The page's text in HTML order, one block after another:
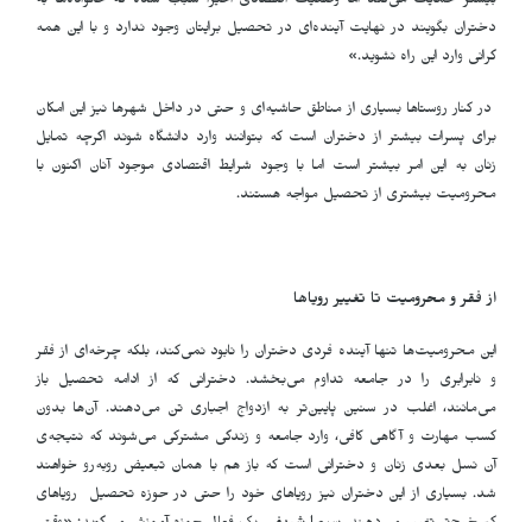
دختران بگویند در نهایت آینده‌ای در تحصیل برایتان وجود ندارد و با این همه
گرانی وارد این راه نشوید.»
در کنار روستاها بسیاری از مناطق حاشیه‌ای و حتی در داخل شهرها نیز این امکان
برای پسرات بیشتر از دختران است که بتوانند وارد دانشگاه شوند اگرچه تمایل
زنان به این امر بیشتر است اما با وجود شرایط اقتصادی موجود آنان اکنون با
محرومیت بیشتری از تحصیل مواجه هستند.
از فقر و محرومیت تا تغییر رویاها
این محرومیت‌ها تنها آینده فردی دختران را نابود نمی‌کند، بلکه چرخه‌ای از فقر
و نابرابری را در جامعه تداوم می‌بخشد. دخترانی که از ادامه تحصیل باز
می‌مانند، اغلب در سنین پایین‌تر به ازدواج اجباری تن می‌دهند. آن‌ها بدون
کسب مهارت و آگاهی کافی، وارد جامعه و زندگی مشترکی می‌شوند که نتیجه‌‌ی
آن نسل بعدی زنان و دخترانی است که باز هم با همان تبعیض روبه‌رو خواهند
شد. بسیاری از این دختران نیز رویاهای خود را حتی در حوزه تحصیل رویاهای